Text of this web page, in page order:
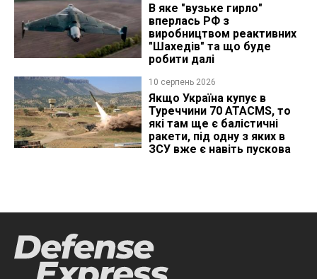
В яке "вузьке гирло"
вперлась РФ з
виробництвом реактивних
"Шахедів" та що буде
робити далі
10 серпень 2026
Якщо Україна купує в
Туреччини 70 ATACMS, то
які там ще є балістичні
ракети, під одну з яких в
ЗСУ вже є навіть пускова